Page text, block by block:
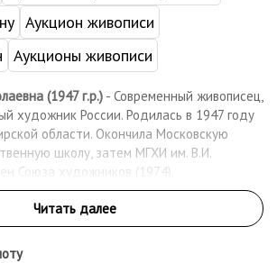
Аукцион живописи
Аукционы живописи
(1947 г.р.) - Современный живописец,
художник России. Родилась в 1947 году
области. Окончила Московскую
школу, затем МГХИ им. В.И.
Союза художников (1974).